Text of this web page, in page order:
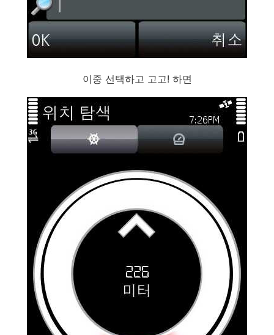
이중 선택하고 고고! 하면